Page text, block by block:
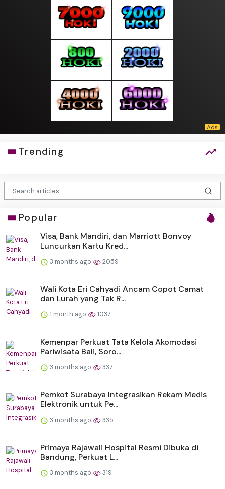
Trending
Popular
Visa, Bank Mandiri, dan Marriott Bonvoy
Luncurkan Kartu Kred...
3 months ago 2059
Wali Kota Eri Cahyadi Ancam Copot Camat
dan Lurah yang Tak R...
1 month ago 1037
Kemenpar Perkuat Tata Kelola Akomodasi
Pariwisata Bali, Soro...
3 months ago 337
Pemkot Surabaya Integrasikan Rekam Medis
Elektronik untuk Pe...
3 months ago 335
Primaya Rajawali Hospital Resmi Dibuka di
Bandung, Perkuat L...
3 months ago 319